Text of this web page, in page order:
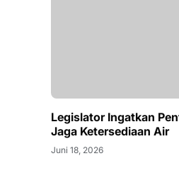
Legislator Ingatkan
Jaga Ketersediaan Air
Juni 18, 2026